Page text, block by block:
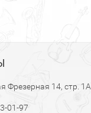
Фрезерная 14, стр. 1А
01-97